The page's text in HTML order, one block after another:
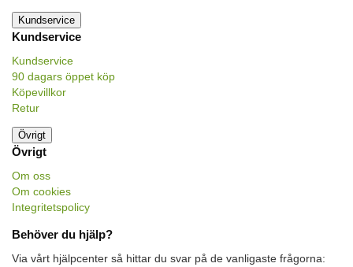
Kundservice
Kundservice
Kundservice
90 dagars öppet köp
Köpevillkor
Retur
Övrigt
Övrigt
Om oss
Om cookies
Integritetspolicy
Behöver du hjälp?
Via vårt hjälpcenter så hittar du svar på de vanligaste frågorna: